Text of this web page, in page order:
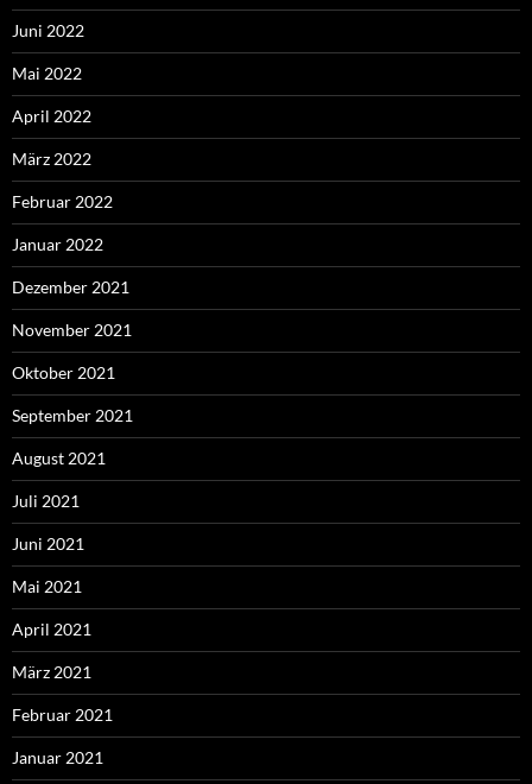
Juni 2022
Mai 2022
April 2022
März 2022
Februar 2022
Januar 2022
Dezember 2021
November 2021
Oktober 2021
September 2021
August 2021
Juli 2021
Juni 2021
Mai 2021
April 2021
März 2021
Februar 2021
Januar 2021